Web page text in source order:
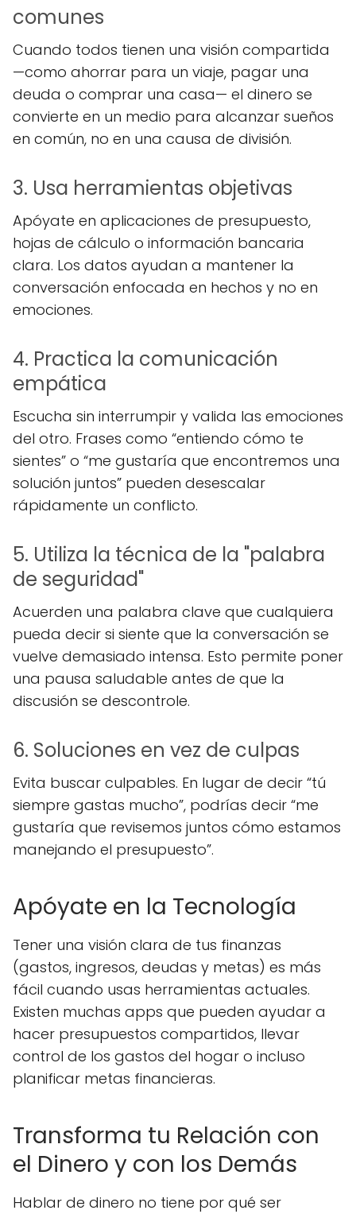
comunes
Cuando todos tienen una visión compartida
—como ahorrar para un viaje, pagar una
deuda o comprar una casa— el dinero se
convierte en un medio para alcanzar sueños
en común, no en una causa de división.
3. Usa herramientas objetivas
Apóyate en aplicaciones de presupuesto,
hojas de cálculo o información bancaria
clara. Los datos ayudan a mantener la
conversación enfocada en hechos y no en
emociones.
4. Practica la comunicación
empática
Escucha sin interrumpir y valida las emociones
del otro. Frases como “entiendo cómo te
sientes” o “me gustaría que encontremos una
solución juntos” pueden desescalar
rápidamente un conflicto.
5. Utiliza la técnica de la "palabra
de seguridad"
Acuerden una palabra clave que cualquiera
pueda decir si siente que la conversación se
vuelve demasiado intensa. Esto permite poner
una pausa saludable antes de que la
discusión se descontrole.
6. Soluciones en vez de culpas
Evita buscar culpables. En lugar de decir “tú
siempre gastas mucho”, podrías decir “me
gustaría que revisemos juntos cómo estamos
manejando el presupuesto”.
Apóyate en la Tecnología
Tener una visión clara de tus finanzas
(gastos, ingresos, deudas y metas) es más
fácil cuando usas herramientas actuales.
Existen muchas apps que pueden ayudar a
hacer presupuestos compartidos, llevar
control de los gastos del hogar o incluso
planificar metas financieras.
Transforma tu Relación con
el Dinero y con los Demás
Hablar de dinero no tiene por qué ser